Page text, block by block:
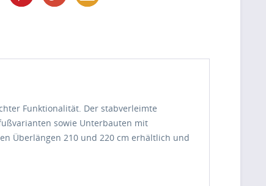
Funktionalität. Der stabverleimte
sowie Unterbauten mit
Überlängen 210 und 220 cm erhältlich und